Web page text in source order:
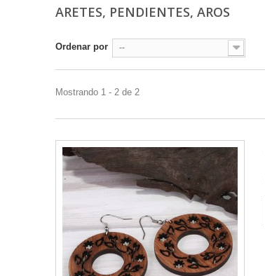
ARETES, PENDIENTES, AROS
Ordenar por --
Mostrando 1 - 2 de 2